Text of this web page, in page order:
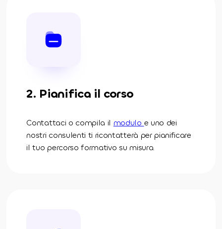
2. Pianifica il corso
Contattaci o compila il modulo e uno dei
nostri consulenti ti ricontatterà per pianificare
il tuo percorso formativo su misura.